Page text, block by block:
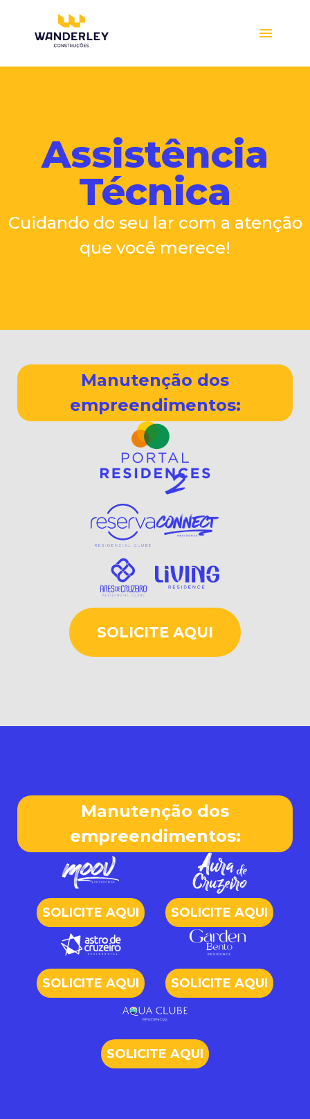
Compre online
Assistência
Técnica
Cuidando do seu lar com a atenção
que você merece!
Manutenção dos
empreendimentos:
SOLICITE AQUI
Manutenção dos
empreendimentos:
SOLICITE AQUI SOLICITE AQUI
SOLICITE AQUI SOLICITE AQUI
SOLICITE AQUI